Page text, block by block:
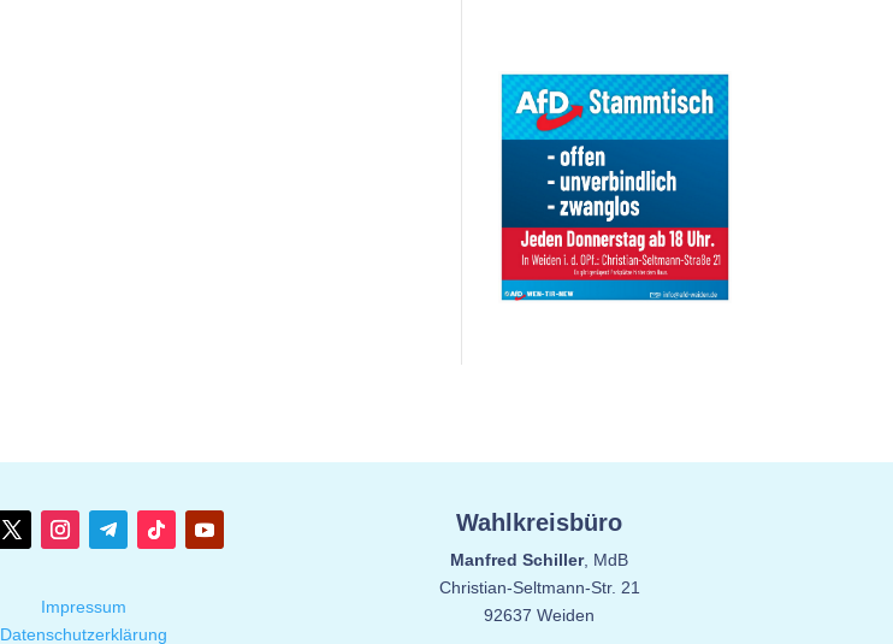
Impressum
Datenschutzerklärung
Wahlkreisbüro
Manfred Schiller, MdB
Christian-Seltmann-Str. 21
92637 Weiden